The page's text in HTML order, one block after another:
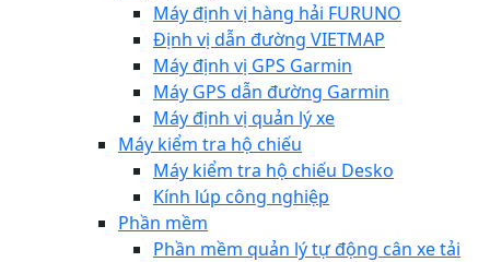
Máy định vị hàng hải FURUNO
Định vị dẫn đường VIETMAP
Máy định vị GPS Garmin
Máy GPS dẫn đường Garmin
Máy định vị quản lý xe
Máy kiểm tra hộ chiếu
Máy kiểm tra hộ chiếu Desko
Kính lúp công nghiệp
Phần mềm
Phần mềm quản lý tự động cân xe tải